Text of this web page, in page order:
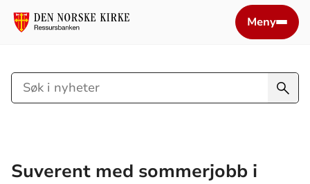
Meny
Søk
i
Suverent med sommerjobb i